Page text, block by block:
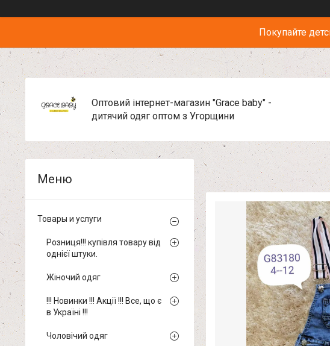
Покупайте
Оптовий інтернет-магазин "Grace baby" -
дитячий одяг оптом з Угорщини
Товары и услуги
Розниця!!! купівля товару від
однієї штуки.
Жіночий одяг
!!! Новинки !!! Акції !!! Все, що є
в Україні !!!
Чоловічий одяг